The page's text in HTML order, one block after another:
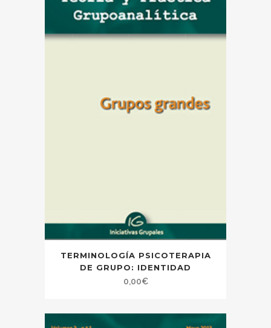
TERMINOLOGÍA PSICOTERAPIA
DE GRUPO: IDENTIDAD
0,00€